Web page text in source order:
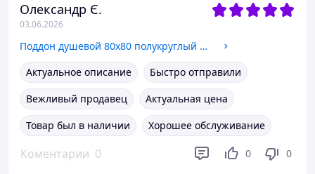
Олександр Є.
03.06.2026
Поддон душевой 80х80 полукруглый акриловый KOПO 208 (80)
Актуальное описание
Быстро отправили
Вежливый продавец
Актуальная цена
Товар был в наличии
Хорошее обслуживание
Коментарии 0 0 0